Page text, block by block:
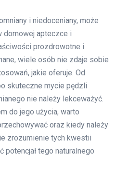
i niedoceniany, może
domowej apteczce i
prozdrowotne i
wiele osób nie zdaje sobie
jakie oferuje. Od
skuteczne mycie pędzli
nie należy lekceważyć.
do jego użycia, warto
oraz kiedy należy
zrozumienie tych kwestii
tego naturalnego